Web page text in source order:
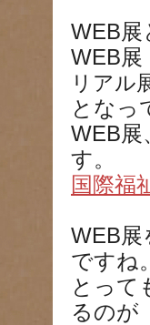
WEB展
WEB展
リアル
となっ
WEB展
す。
国際福
WEB展
ですね。
とって
るのが